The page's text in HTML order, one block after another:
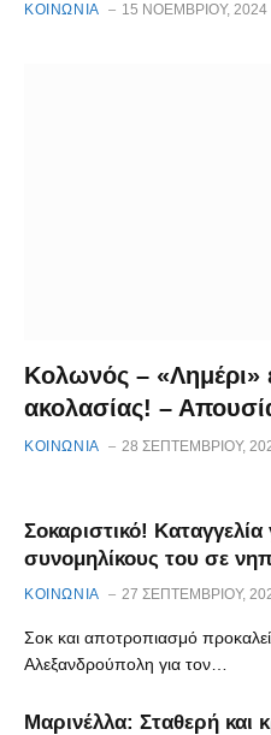
ΚΟΙΝΩΝΙΑ 15 ΝΟΕΜΒΡΊΟΥ, 2024
Κολωνός – «Λημέρι»
ακολασίας! –
ΚΟΙΝΩΝΙΑ 28 ΣΕΠΤΕΜΒΡΊΟΥ,
Σοκαριστικό!
συνομηλίκους του σε
ΚΟΙΝΩΝΙΑ 27 ΣΕΠΤΕΜΒΡΊΟΥ,
Σοκ και αποτροπιασμό
Αλεξανδρούπολη για τον…
Μαρινέλλα: Σταθερή και